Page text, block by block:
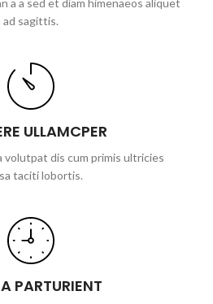
a a sed et diam himenaeos aliquet
ad sagittis.
ULLAMCPER
volutpat dis cum primis ultricies
taciti lobortis.
PARTURIENT